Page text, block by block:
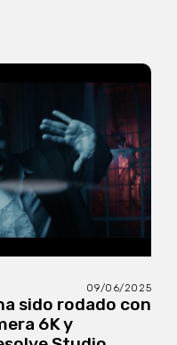
09/06/2025
sido rodado con
6K y